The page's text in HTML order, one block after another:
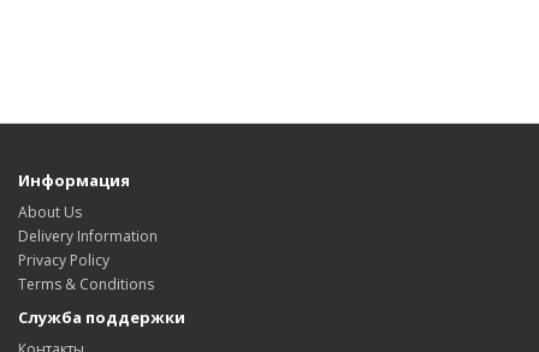
Информация
About Us
Delivery Information
Privacy Policy
Terms & Conditions
Служба поддержки